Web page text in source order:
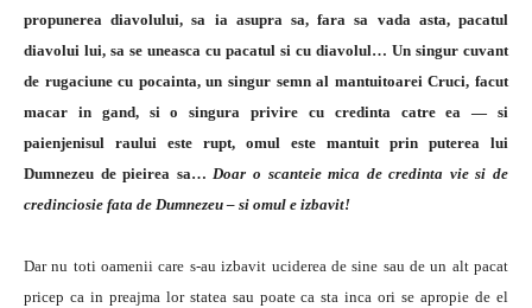
propunerea diavolului, sa ia asupra sa, fara sa vada asta, pacatul
diavolui lui, sa se uneasca cu pacatul si cu diavolul… Un singur cuvant
de rugaciune cu pocainta, un singur semn al mantuitoarei Cruci, facut
macar in gand, si o singura privire cu credinta catre ea — si
paienjenisul raului este rupt, omul este mantuit prin puterea lui
Dumnezeu de pieirea sa…Doar o scanteie mica de credinta vie si de
credinciosie fata de Dumnezeu – si omul e izbavit!
Dar nu toti oamenii care s-au izbavit uciderea de sine sau de un alt pacat
pricep ca in preajma lor statea sau poate ca sta inca ori se apropie de el